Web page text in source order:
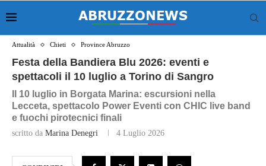
Attualità Chieti Province Abruzzo
Festa della Bandiera Blu 2026: eventi e
spettacoli il 10 luglio a Torino di Sangro
Il 10 luglio in Borgata Marina: escursioni nella
Lecceta, spettacolo Power Eventi con CHIC live band
e fuochi pirotecnici finali
scritto da Marina Denegri 4 Luglio 2026